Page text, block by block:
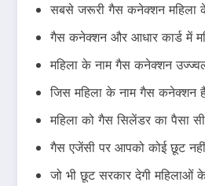
सबसे जरूरी गैस कनेक्शन महिला के
गैस कनेक्शन और आधार कार्ड में
महिला के नाम गैस कनेक्शन
जिस महिला के नाम गैस कनेक्शन
महिला को गैस सिलेंडर का पैसा
गैस एजेंसी पर आपको कोई छूट नहीं
जो भी छूट सरकार देगी महिलाओं